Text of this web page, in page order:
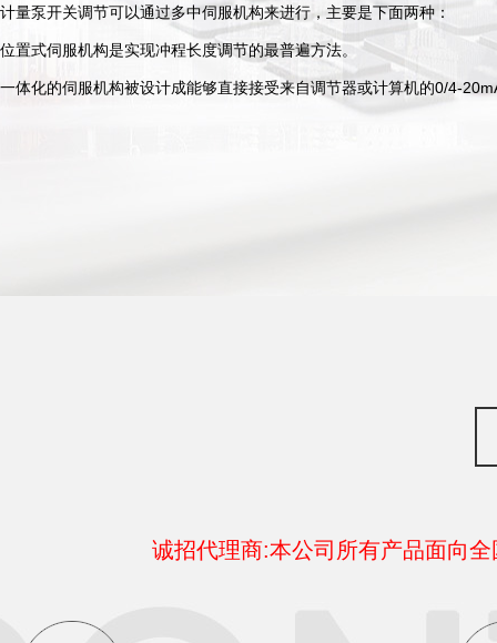
计量泵开关调节可以通过多中伺服机构来进行，主要是下面两种：
位置式伺服机构是实现冲程长度调节的最普遍方法。
一体化的伺服机构被设计成能够直接接受来自调节器或计算机的0/4-
诚招代理商:本公司所有产品面向